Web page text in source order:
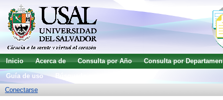
Inicio Acerca de Consulta por Año
Consulta por
Guía de uso
Conectarse